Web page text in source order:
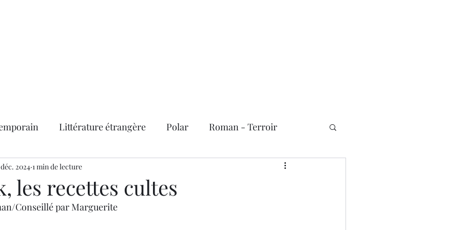
Littérature étrangère Polar Roman - Terroir
BD adultes
littéraires Roman historique
les recettes cultes
déc. 2024 1 min de lecture
Conseillé par Marguerite